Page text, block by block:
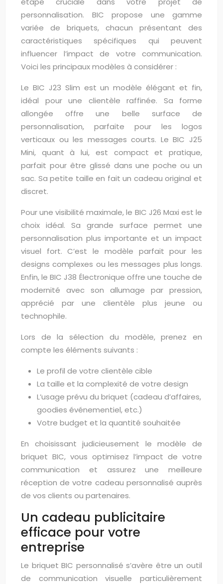
personnalisation. BIC propose une gamme
variée de briquets, chacun présentant des
caractéristiques spécifiques qui peuvent
influencer l’impact de votre communication.
Voici les principaux modèles à considérer :
Le BIC J23 Slim est un modèle élégant et fin,
idéal pour une clientèle raffinée. Sa forme
allongée offre une belle surface de
personnalisation, parfaite pour les logos
verticaux ou les messages courts. Le BIC J25
Mini, quant à lui, est compact et pratique,
parfait pour être glissé dans une poche ou un
sac. Sa petite taille en fait un cadeau original et
discret.
Pour une visibilité maximale, le BIC J26 Maxi est le
choix idéal. Sa grande surface permet une
personnalisation plus importante et un impact
visuel fort. C’est le modèle parfait pour les
designs complexes ou les messages plus longs.
Enfin, le BIC J38 Électronique offre une touche de
modernité avec son allumage par pression,
apprécié par une clientèle plus jeune ou
technophile.
Lors de la sélection du modèle, prenez en
compte les éléments suivants :
Le profil de votre clientèle cible
La taille et la complexité de votre design
L’usage prévu du briquet (cadeau d’affaires,
goodies événementiel, etc.)
Votre budget et la quantité souhaitée
En choisissant judicieusement le modèle de
briquet BIC, vous optimisez l’impact de votre
communication et assurez une meilleure
réception de votre cadeau personnalisé auprès
de vos clients ou partenaires.
Un cadeau publicitaire
efficace pour votre
entreprise
Le briquet BIC personnalisé s’avère être un outil
de communication visuelle particulièrement